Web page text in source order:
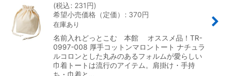
(税込: 231円)
希望小売価格（定価）
: 370円
在庫あり
名前入れどっとこむ 本館 オススメ品！TR-
0997-008 厚手コットンマロントート ナチュラ
ルコロンとした丸みのあるフォルムが愛らしい
巾着トートは流行のアイテム。肩掛け・手持
ち・巾着と…